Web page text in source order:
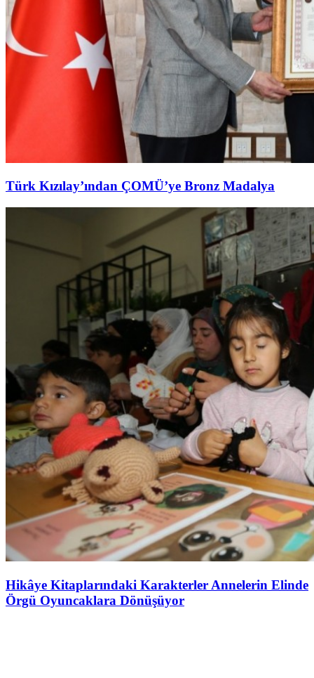
Türk Kızılay’ından ÇOMÜ’ye Bronz Madalya
Hikâye Kitaplarındaki Karakterler Annelerin Elinde
Örgü Oyuncaklara Dönüşüyor